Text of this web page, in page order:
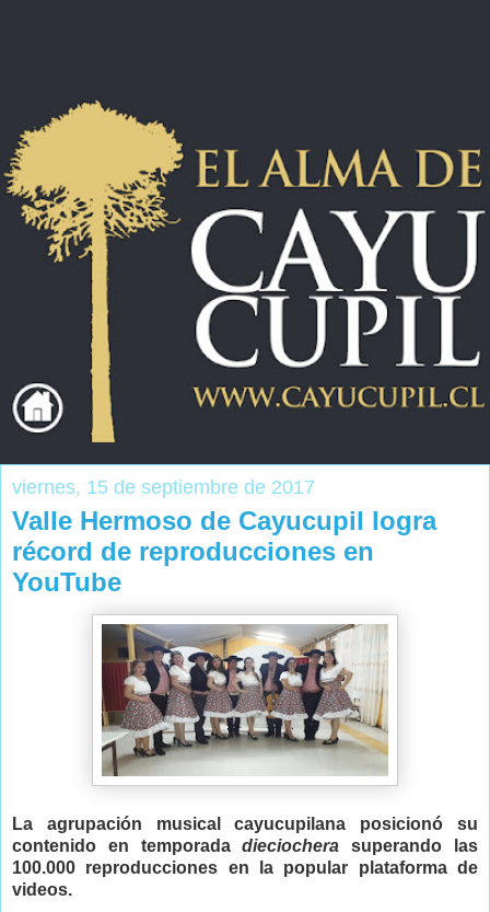
viernes, 15 de septiembre de 2017
Valle Hermoso de Cayucupil logra
récord de reproducciones en
YouTube
La agrupación musical cayucupilana posicionó su
contenido en temporadadieciochera superando las
100.000 reproducciones en la popular plataforma de
videos.